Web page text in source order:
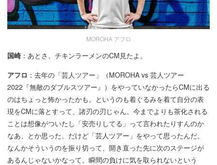
MOROHA アフロ
国崎 ：あとさ、チキンラーメンのCM見たよ。
アフロ ：去年の「芸人ツアー」（MOROHA vs 芸人ツアー
2022『無敵のダブルスツアー』）をやっていなかったらCMに出る
のはちょっと怖かったかも。というのも着ぐるみを着て自分の表
現をCMに落とすって、諸刃の刃じゃん。今までよりも茶化される
ことは想像がついたし「安売りしてる」って言われたりすんのか
なあ、とか思った。だけど「芸人ツアー」をやって思ったんだ。
なんかそういうのを振り切って、開き直った先に次のステージが
あるんじゃないかなって。瞬間の負けに気を取られないという